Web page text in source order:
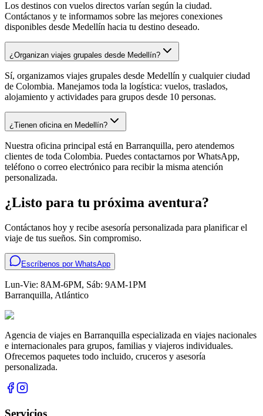
Los destinos con vuelos directos varían según la ciudad.
Contáctanos y te informamos sobre las mejores conexiones
disponibles desde Medellín hacia tu destino deseado.
¿Organizan viajes grupales desde Medellín?
Sí, organizamos viajes grupales desde Medellín y cualquier ciudad
de Colombia. Manejamos toda la logística: vuelos, traslados,
alojamiento y actividades para grupos desde 10 personas.
¿Tienen oficina en Medellín?
Nuestra oficina principal está en Barranquilla, pero atendemos
clientes de toda Colombia. Puedes contactarnos por WhatsApp,
teléfono o correo electrónico para recibir la misma atención
personalizada.
¿Listo para tu próxima aventura?
Contáctanos hoy y recibe asesoría personalizada para planificar el
viaje de tus sueños. Sin compromiso.
Escríbenos por WhatsApp
Lun-Vie: 8AM-6PM, Sáb: 9AM-1PM
Barranquilla, Atlántico
Agencia de viajes en Barranquilla especializada en viajes nacionales
e internacionales para grupos, familias y viajeros individuales.
Ofrecemos paquetes todo incluido, cruceros y asesoría
personalizada.
Servicios